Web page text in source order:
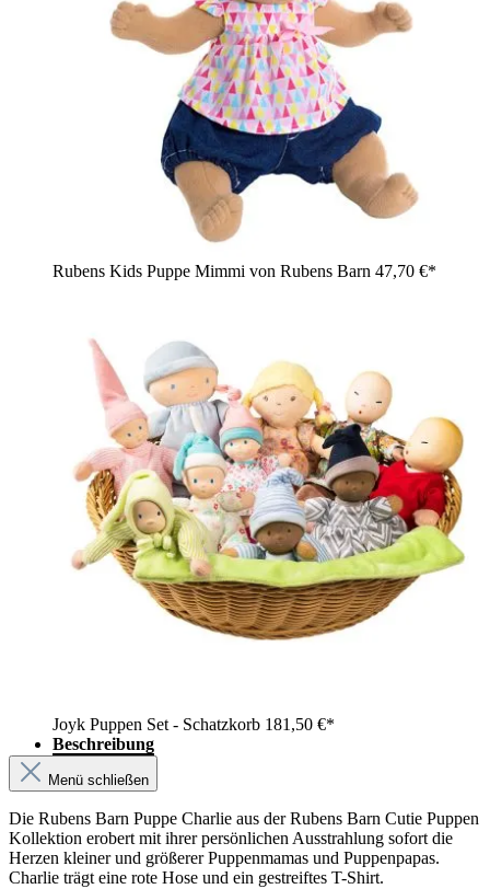
Rubens Kids Puppe Mimmi von Rubens Barn 47,70 €*
Joyk Puppen Set - Schatzkorb 181,50 €*
Beschreibung
Menü schließen
Die Rubens Barn Puppe Charlie aus der Rubens Barn Cutie Puppen
Kollektion erobert mit ihrer persönlichen Ausstrahlung sofort die
Herzen kleiner und größerer Puppenmamas und Puppenpapas.
Charlie trägt eine rote Hose und ein gestreiftes T-Shirt.